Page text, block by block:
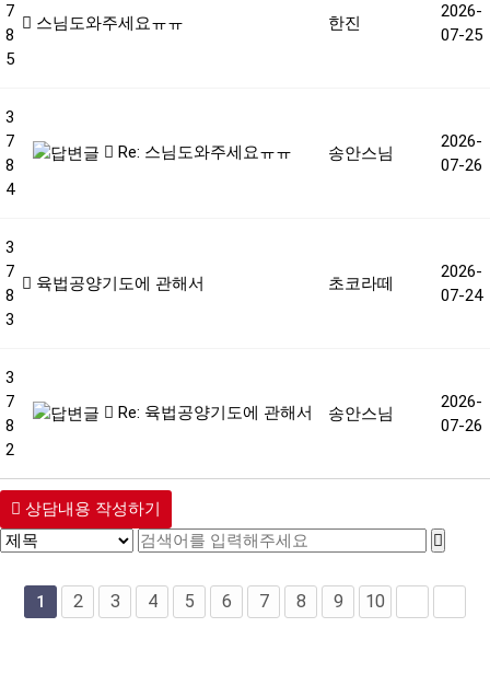
7
8
5
스님도와주세요ㅠㅠ 한진
2026-
07-25
3
7
8
4
Re: 스님도와주세요ㅠㅠ 송안스님
2026-
07-26
3
7
8
3
육법공양기도에 관해서 초코라떼
2026-
07-24
3
7
8
2
Re: 육법공양기도에 관해서 송안스님
2026-
07-26
상담내용 작성하기
1 2 3 4 5 6 7 8 9 10